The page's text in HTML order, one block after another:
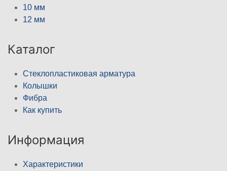
10 мм
12 мм
Каталог
Стеклопластиковая арматура
Колышки
Фибра
Как купить
Информация
Характеристики